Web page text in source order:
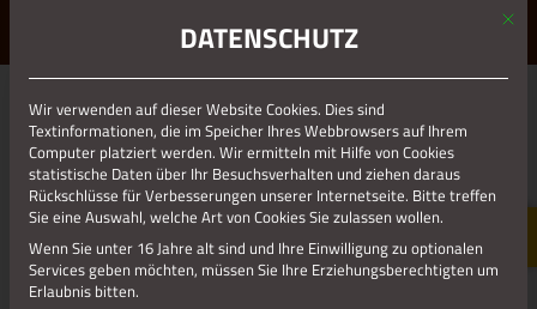
ERLEBE STOLBERG.ERLEBE DICH.
01.01.1970
LP_WALDEMAR BAYER ENSEMBLE
Mit
DATENSCHUTZ
Wir verwenden auf dieser Website Cookies. Dies sind
Textinformationen, die im Speicher Ihres Webbrowsers auf Ihrem
Computer platziert werden. Wir ermitteln mit Hilfe von Cookies
statistische Daten über Ihr Besuchsverhalten und ziehen daraus
Rückschlüsse für Verbesserungen unserer Internetseite. Bitte treffen
Sie eine Auswahl, welche Art von Cookies Sie zulassen wollen.
Wenn Sie unter 16 Jahre alt sind und Ihre Einwilligung zu optionalen
Services geben möchten, müssen Sie Ihre Erziehungsberechtigten um
Erlaubnis bitten.